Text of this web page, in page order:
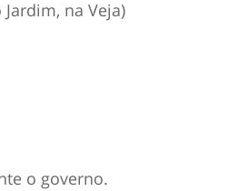
na Veja)
o governo.